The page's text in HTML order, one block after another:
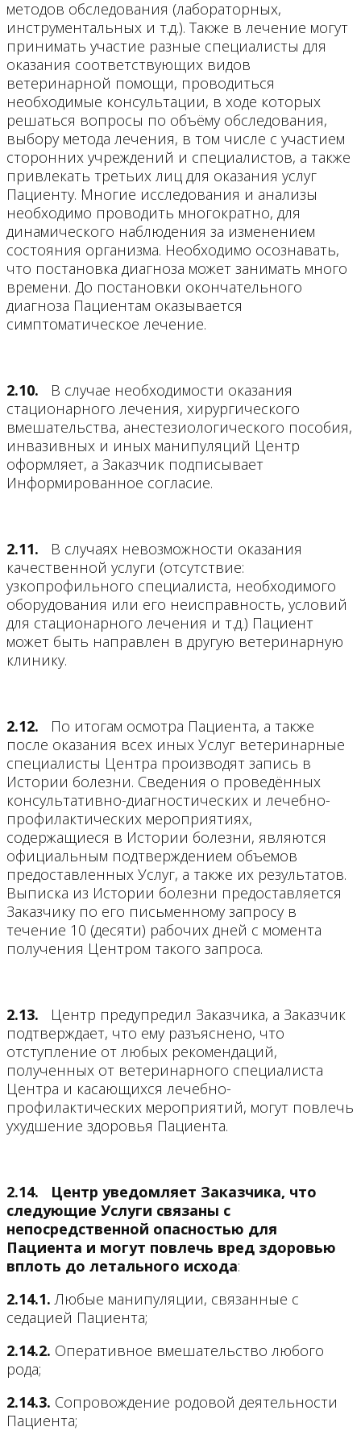
методов обследования (лабораторных,
инструментальных и т.д.). Также в лечение могут
принимать участие разные специалисты для
оказания соответствующих видов
ветеринарной помощи, проводиться
необходимые консультации, в ходе которых
решаться вопросы по объёму обследования,
выбору метода лечения, в том числе с участием
сторонних учреждений и специалистов, а также
привлекать третьих лиц для оказания услуг
Пациенту. Многие исследования и анализы
необходимо проводить многократно, для
динамического наблюдения за изменением
состояния организма. Необходимо осознавать,
что постановка диагноза может занимать много
времени. До постановки окончательного
диагноза Пациентам оказывается
симптоматическое лечение.
2.10. В случае необходимости оказания
стационарного лечения, хирургического
вмешательства, анестезиологического пособия,
инвазивных и иных манипуляций Центр
оформляет, а Заказчик подписывает
Информированное согласие.
2.11. В случаях невозможности оказания
качественной услуги (отсутствие:
узкопрофильного специалиста, необходимого
оборудования или его неисправность, условий
для стационарного лечения и т.д.) Пациент
может быть направлен в другую ветеринарную
клинику.
2.12. По итогам осмотра Пациента, а также
после оказания всех иных Услуг ветеринарные
специалисты Центра производят запись в
Истории болезни. Сведения о проведённых
консультативно-диагностических и лечебно-
профилактических мероприятиях,
содержащиеся в Истории болезни, являются
официальным подтверждением объемов
предоставленных Услуг, а также их результатов.
Выписка из Истории болезни предоставляется
Заказчику по его письменному запросу в
течение 10 (десяти) рабочих дней с момента
получения Центром такого запроса.
2.13. Центр предупредил Заказчика, а Заказчик
подтверждает, что ему разъяснено, что
отступление от любых рекомендаций,
полученных от ветеринарного специалиста
Центра и касающихся лечебно-
профилактических мероприятий, могут повлечь
ухудшение здоровья Пациента.
2.14. Центр уведомляет Заказчика, что
следующие Услуги связаны с
непосредственной опасностью для
Пациента и могут повлечь вред здоровью
вплоть до летального исхода:
2.14.1.Любые манипуляции, связанные с
седацией Пациента;
2.14.2. Оперативное вмешательство любого
рода;
2.14.3. Сопровождение родовой деятельности
Пациента;